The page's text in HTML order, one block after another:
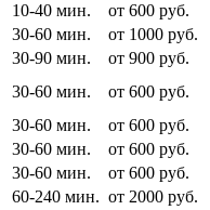
10-40 мин.
от 600 руб.
30-60 мин.
от 1000 руб.
30-90 мин.
от 900 руб.
30-60 мин.
от 600 руб.
30-60 мин.
от 600 руб.
30-60 мин.
от 600 руб.
30-60 мин.
от 600 руб.
60-240 мин. от 2000 руб.